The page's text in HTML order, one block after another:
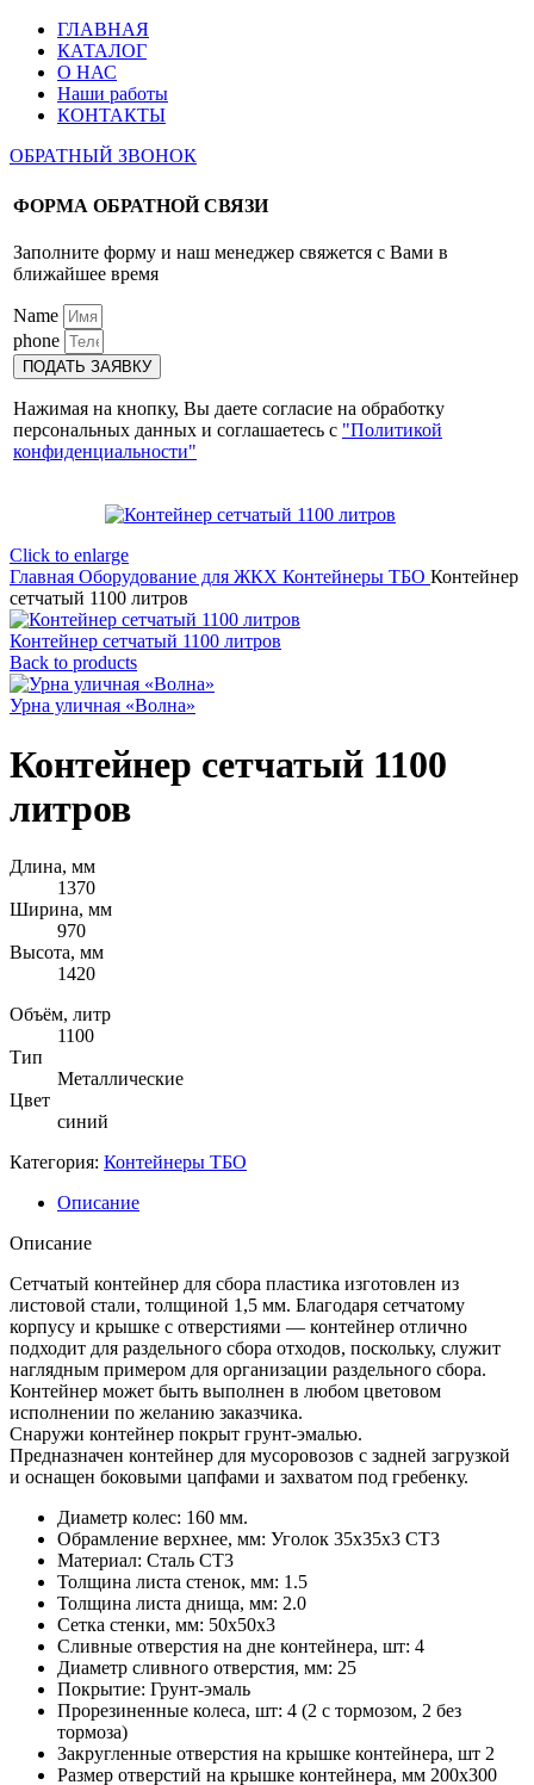
ГЛАВНАЯ
КАТАЛОГ
О НАС
Наши работы
КОНТАКТЫ
ОБРАТНЫЙ ЗВОНОК
ФОРМА ОБРАТНОЙ СВЯЗИ
Заполните форму и наш менеджер свяжется с Вами в
ближайшее время
Name
phone
ПОДАТЬ ЗАЯВКУ
Нажимая на кнопку, Вы даете согласие на обработку
персональных данных и соглашаетесь с "Политикой
конфиденциальности"
Click to enlarge
Главная Оборудование для ЖКХ Контейнеры ТБО Контейнер
сетчатый 1100 литров
Контейнер сетчатый 1100 литров
Back to products
Урна уличная «Волна»
Контейнер сетчатый 1100
литров
Длина, мм
1370
Ширина, мм
970
Высота, мм
1420
Объём, литр
1100
Тип
Металлические
Цвет
синий
Категория: Контейнеры ТБО
Описание
Описание
Сетчатый контейнер для сбора пластика изготовлен из
листовой стали, толщиной 1,5 мм. Благодаря сетчатому
корпусу и крышке с отверстиями — контейнер отлично
подходит для раздельного сбора отходов, поскольку, служит
наглядным примером для организации раздельного сбора.
Контейнер может быть выполнен в любом цветовом
исполнении по желанию заказчика.
Снаружи контейнер покрыт грунт-эмалью.
Предназначен контейнер для мусоровозов с задней загрузкой
и оснащен боковыми цапфами и захватом под гребенку.
Диаметр колес: 160 мм.
Обрамление верхнее, мм: Уголок 35х35х3 СТ3
Материал: Сталь СТ3
Толщина листа стенок, мм: 1.5
Толщина листа днища, мм: 2.0
Сетка стенки, мм: 50х50х3
Сливные отверстия на дне контейнера, шт: 4
Диаметр сливного отверстия, мм: 25
Покрытие: Грунт-эмаль
Прорезиненные колеса, шт: 4 (2 с тормозом, 2 без
тормоза)
Закругленные отверстия на крышке контейнера, шт 2
Размер отверстий на крышке контейнера, мм 200х300